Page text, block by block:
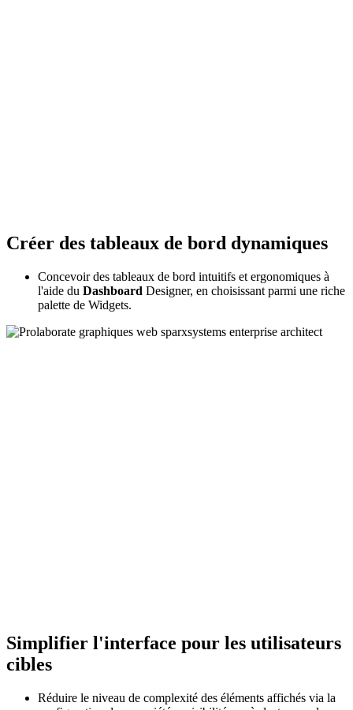
Créer des tableaux de bord dynamiques
Concevoir des tableaux de bord intuitifs et ergonomiques à
l'aide du Dashboard Designer, en choisissant parmi une riche
palette de Widgets.
Simplifier l'interface pour les utilisateurs
cibles
Réduire le niveau de complexité des éléments affichés via la